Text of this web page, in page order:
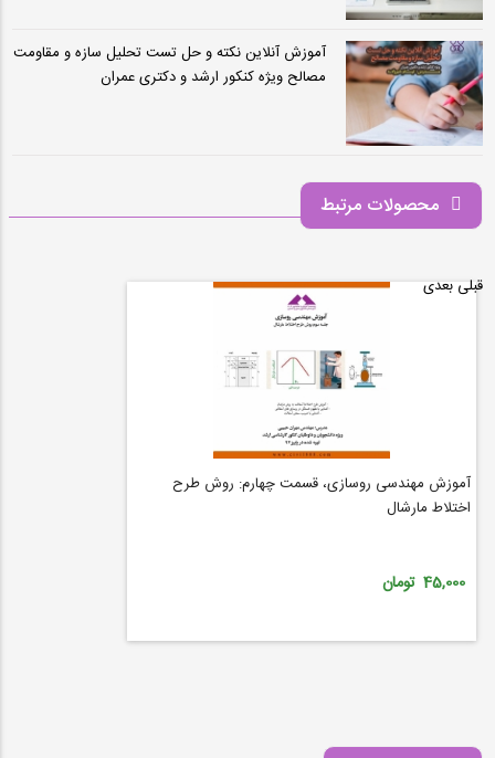
آموزش آنلاین نکته و حل تست تحلیل سازه و مقاومت
مصالح ویژه کنکور ارشد و دکتری عمران
محصولات مرتبط
قبلیبعدی
آموزش مهندسی روسازی، قسمت چهارم: روش طرح
اختلاط مارشال
45,000 تومان